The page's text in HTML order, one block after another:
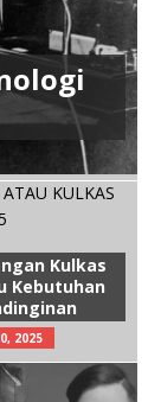
Kulkas
Kebutuhan
2025